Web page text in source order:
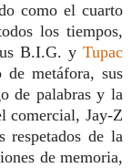
como el cuarto
los tiempos,
B.I.G. y Tupac
metáfora, sus
de palabras y la
comercial, Jay-Z
respetados de la
de memoria,